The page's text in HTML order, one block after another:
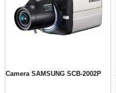
Camera SAMSUNG SCB-2002P